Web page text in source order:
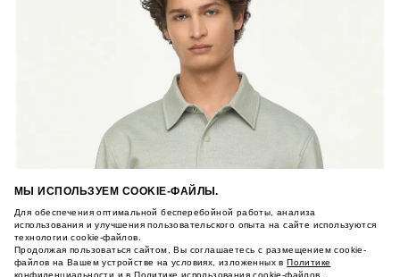
МЫ ИСПОЛЬЗУЕМ COOKIE-ФАЙЛЫ.
Для обеспечения оптимальной бесперебойной работы, анализа
использования и улучшения пользовательского опыта на сайте используются
технологии cookie-файлов.
Продолжая пользоваться сайтом, Вы соглашаетесь с размещением cookie-
файлов на Вашем устройстве на условиях, изложенных вПолитике
конфиденциальности и вПолитике использования cookie-файлов